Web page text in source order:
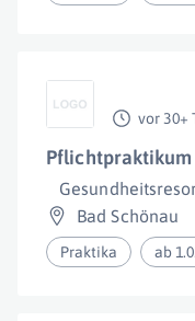
vor 30+
Bad Schönau
Praktika ab